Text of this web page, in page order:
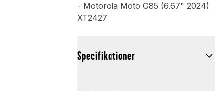
- Motorola Moto G85 (6.67" 2024)
XT2427
Specifikationer